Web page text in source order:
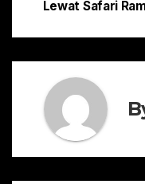
Lewat Safari